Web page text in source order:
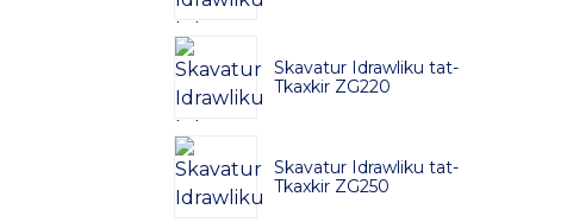
Skavatur Idrawliku tat-
Tkaxkir ZG220
Skavatur Idrawliku tat-
Tkaxkir ZG250